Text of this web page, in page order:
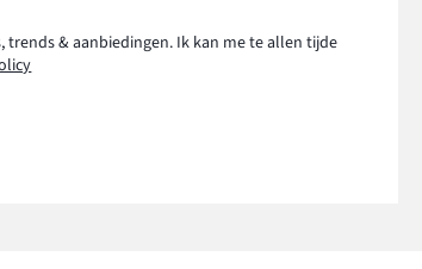
& aanbiedingen. Ik kan me te allen tijde